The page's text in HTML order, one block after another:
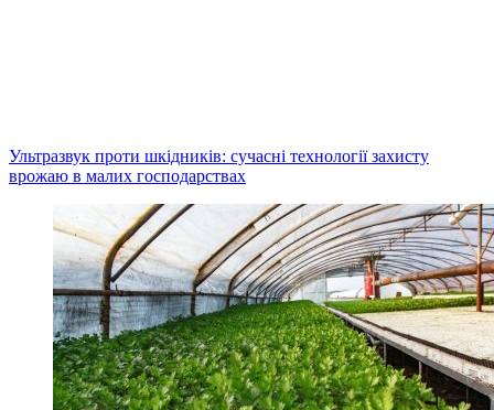
Ультразвук проти шкідників: сучасні технології захисту
врожаю в малих господарствах